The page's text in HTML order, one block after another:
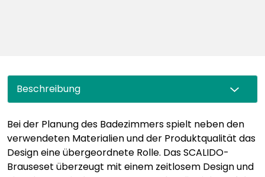
Beschreibung
Bei der Planung des Badezimmers spielt neben den
verwendeten Materialien und der Produktqualität das
Design eine übergeordnete Rolle. Das SCALIDO-
Brauseset überzeugt mit einem zeitlosem Design und